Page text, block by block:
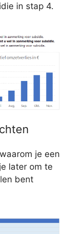
in stap 4.
je een
later om te
bent